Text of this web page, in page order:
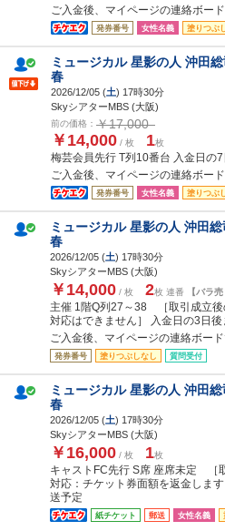
ご入金後、マイページの連絡ボー
発券番号 女性名義 塗りつぶ
ミュージカル 星影の人 沖田
春
2026/12/05 (土) 17時30分
SkyシアターMBS (大阪)
前の価格： ￥17,000
￥14,000 / 枚 1枚
梅芸会員先行 T列10番台 入金日の
ご入金後、マイページの連絡ボー
発券番号 女性名義 塗りつぶ
ミュージカル 星影の人 沖田
春
2026/12/05 (土) 17時30分
SkyシアターMBS (大阪)
￥14,000 / 枚 2枚 連番 【バラ
主催 1階Q列27～38 ［取引成立後
対応はできません］ 入金日の3日
ご入金後、マイページの連絡ボー
発券番号 塗りつぶしなし 質問受付
ミュージカル 星影の人 沖田
春
2026/12/05 (土) 17時30分
SkyシアターMBS (大阪)
￥16,000 / 枚 1枚
キャストFC先行 S席 座席未定 ［
対応：チケット券面額を返金しま
送予定
紙チケット 郵送 女性名義